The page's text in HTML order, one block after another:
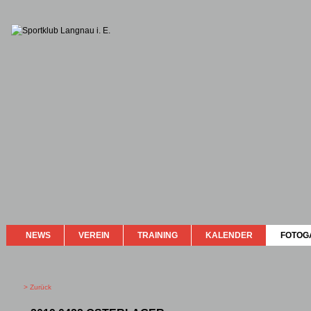
NEWS VEREIN TRAINING KALENDER
> Zurück